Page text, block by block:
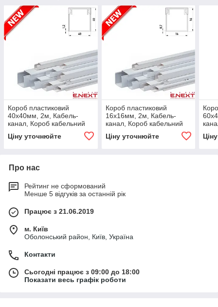
Короб пластиковий
40х40мм, 2м, Кабель-
канал, Короб кабельний
канал магістральний
Ціну уточнюйте
Короб пластиковий
16х16мм, 2м, Кабель-
канал, Короб кабельний
канал магістральний
Ціну уточнюйте
Про нас
Рейтинг не сформований
Менше 5 відгуків за останній рік
Працює з 21.06.2019
м. Київ
Оболонський район, Київ, Україна
Контакти
Сьогодні працює з 09:00 до 18:00
Показати весь графік роботи